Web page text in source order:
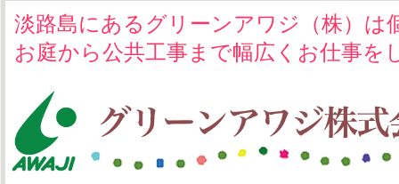
淡路島にあるグリーンアワジ（株）は
お庭から公共工事まで幅広くお仕事を